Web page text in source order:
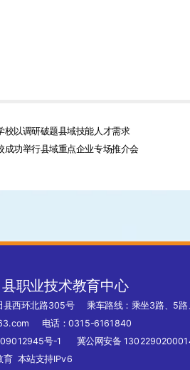
校以调研破题县域技能人才需求
功举行县域重点企业专场推介会
职业技术教育中心
县西环北路305号乘车路线：乘坐3路、5
电话：0315-6161840
号-1
冀公网安备
育本站支持IPv6